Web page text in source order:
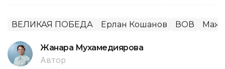
ВЕЛИКАЯ ПОБЕДА Ерлан Кошанов ВОВ
Жанара Мухамедиярова
Автор